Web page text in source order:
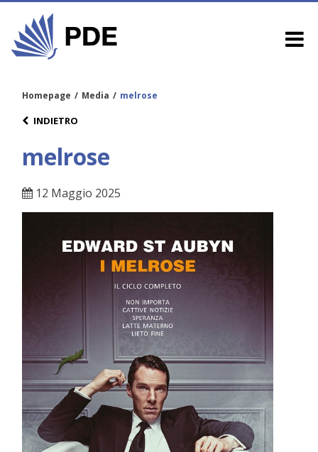
Homepage / Media / melrose
INDIETRO
melrose
12 Maggio 2025